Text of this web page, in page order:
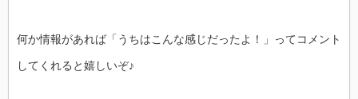
何か情報があれば「うちはこんな感じだったよ！」ってコメント
してくれると嬉しいぞ♪